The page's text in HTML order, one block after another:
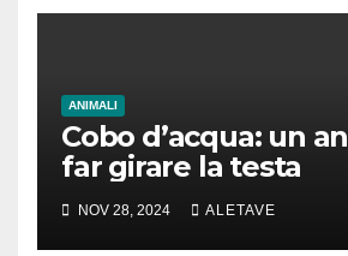
ANIMALI
Cobo d’acqua: un
far girare la testa
NOV 28, 2024 ALETAVE